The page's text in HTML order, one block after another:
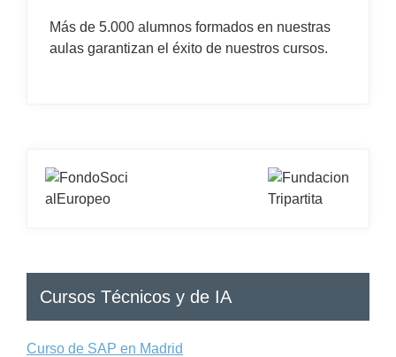
Más de 5.000 alumnos formados en nuestras
aulas garantizan el éxito de nuestros cursos.
Cursos Técnicos y de IA
Curso de SAP en Madrid